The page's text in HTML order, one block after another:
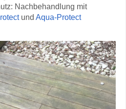
Nachbehandlung mit
und Aqua-Protect